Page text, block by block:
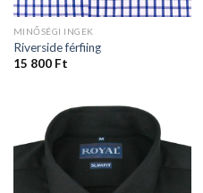
MINŐSÉGI INGEK
Riverside férfiing
15 800 Ft